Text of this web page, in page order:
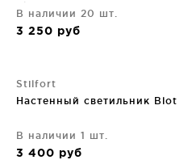
Ekols 14X14X8 CM
В наличии 20 шт.
3 250 руб
Stilfort
Настенный светильник Blot
В наличии 1 шт.
3 400 руб